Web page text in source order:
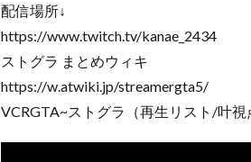
配信場所↓
https://www.twitch.tv/kanae_2434
ストグラ まとめウィキ
https://w.atwiki.jp/streamergta5/
VCRGTA~ストグラ（再生リスト/叶視